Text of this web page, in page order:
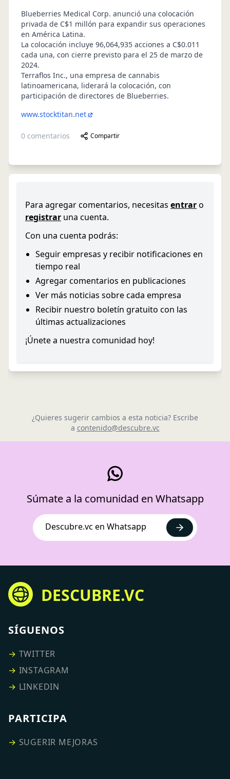
Blueberries Medical Corp. anunció una colocación
privada de C$1 millón para expandir sus operaciones
en América Latina.
La colocación incluye 96,064,935 acciones a C$0.011
cada una, con cierre previsto para el 25 de marzo de
2024.
Terraflos Inc., una empresa de cannabis
latinoamericana, liderará la colocación, con
participación de directores de Blueberries.
www.stocktitan.net
0 comentarios Compartir
Para agregar comentarios, necesitas entraro
registrar una cuenta.
Con una cuenta podrás:
Seguir empresas y recibir notificaciones en
tiempo real
Agregar comentarios en publicaciones
Ver más noticias sobre cada empresa
Recibir nuestro boletín gratuito con las
últimas actualizaciones
¡Únete a nuestra comunidad hoy!
¿Quieres sugerir cambios a esta noticia? Escribe
a contenido@descubre.vc
Súmate a la comunidad en Whatsapp
Descubre.vc en Whatsapp
DESCUBRE.VC
SÍGUENOS
→ TWITTER
→ INSTAGRAM
→ LINKEDIN
PARTICIPA
→ SUGERIR MEJORAS